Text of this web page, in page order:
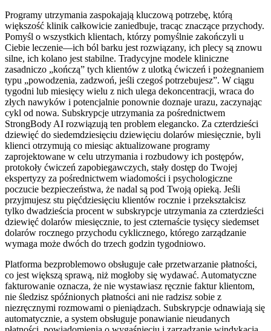
Programy utrzymania zaspokajają kluczową potrzebę, którą
większość klinik całkowicie zaniedbuje, tracąc znaczące przychody.
Pomyśl o wszystkich klientach, którzy pomyślnie zakończyli u
Ciebie leczenie—ich ból barku jest rozwiązany, ich plecy są znowu
silne, ich kolano jest stabilne. Tradycyjne modele kliniczne
zasadniczo „kończą” tych klientów z ulotką ćwiczeń i pożegnaniem
typu „powodzenia, zadzwoń, jeśli czegoś potrzebujesz”. W ciągu
tygodni lub miesięcy wielu z nich ulega dekoncentracji, wraca do
złych nawyków i potencjalnie ponownie doznaje urazu, zaczynając
cykl od nowa. Subskrypcje utrzymania za pośrednictwem
StrongBody AI rozwiązują ten problem elegancko. Za czterdzieści
dziewięć do siedemdziesięciu dziewięciu dolarów miesięcznie, byli
klienci otrzymują co miesiąc aktualizowane programy
zaprojektowane w celu utrzymania i rozbudowy ich postępów,
protokoły ćwiczeń zapobiegawczych, stały dostęp do Twojej
ekspertyzy za pośrednictwem wiadomości i psychologiczne
poczucie bezpieczeństwa, że nadal są pod Twoją opieką. Jeśli
przyjmujesz stu pięćdziesięciu klientów rocznie i przekształcisz
tylko dwadzieścia procent w subskrypcje utrzymania za czterdzieści
dziewięć dolarów miesięcznie, to jest czternaście tysięcy siedemset
dolarów rocznego przychodu cyklicznego, którego zarządzanie
wymaga może dwóch do trzech godzin tygodniowo.
Platforma bezproblemowo obsługuje całe przetwarzanie płatności,
co jest większą sprawą, niż mogłoby się wydawać. Automatyczne
fakturowanie oznacza, że nie wystawiasz ręcznie faktur klientom,
nie śledzisz spóźnionych płatności ani nie radzisz sobie z
niezręcznymi rozmowami o pieniądzach. Subskrypcje odnawiają się
automatycznie, a system obsługuje ponawianie nieudanych